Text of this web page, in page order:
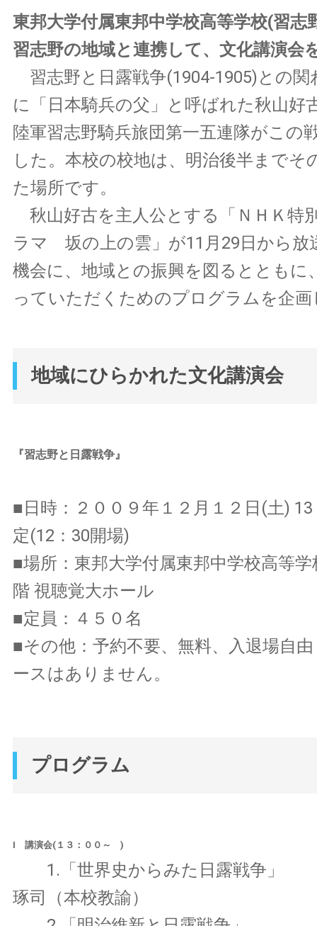
東邦大学付属東邦中学校高等学校(習志
習志野の地域と連携して、文化講演会
習志野と日露戦争(1904-1905)との関
に「日本騎兵の父」と呼ばれた秋山好
陸軍習志野騎兵旅団第一五連隊がこの
した。本校の校地は、明治後半までそ
た場所です。
秋山好古を主人公とする「ＮＨＫ特
ラマ 坂の上の雲」が11月29日から放
機会に、地域との振興を図るとともに
っていただくためのプログラムを企
地域にひらかれた文化講演会
『習志野と日露戦争』
■日時：２００９年１２月１２日(土)
定(12：30開場)
■場所：東邦大学付属東邦中学校高等
階 視聴覚大ホール
■定員：４５０名
■その他：予約不要、無料、入退場
ースはありません。
プログラム
Ⅰ 講演会(１３：００～ )
1.「世界史からみた日露
琢司（本校教諭）